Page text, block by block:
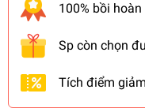
100% bồi
Sp còn chọn
Tích điểm